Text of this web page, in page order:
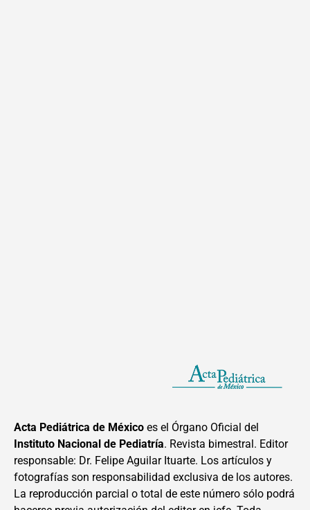
Acta Pediátrica de México es el Órgano Oficial del
Instituto Nacional de Pediatría. Revista bimestral. Editor
responsable: Dr. Felipe Aguilar Ituarte. Los artículos y
fotografías son responsabilidad exclusiva de los autores.
La reproducción parcial o total de este número sólo podrá